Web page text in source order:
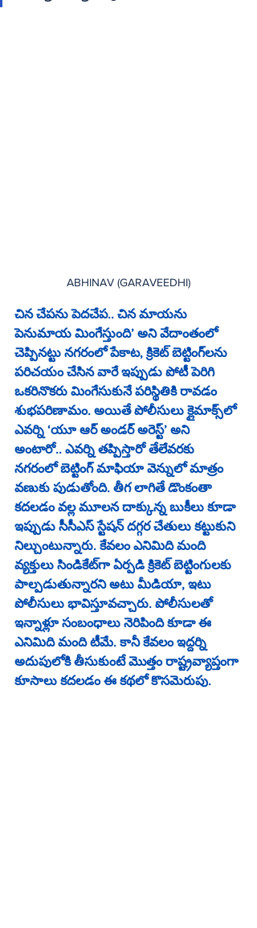
ABHINAV (GARAVEEDHI)
చిన చేపను పెదచేప.. చిన మాయను
పెనుమాయ మింగేస్తుంది’ అని వేదాంతంలో
చెప్పినట్టు నగరంలో పేకాట, క్రికెట్‌ బెట్టింగ్‌లను
పరిచయం చేసిన వారే ఇప్పుడు పోటీ పెరిగి
ఒకరినొకరు మింగేసుకునే పరిస్థితికి రావడం
శుభపరిణామం. అయితే పోలీసులు క్లైమాక్స్‌లో
ఎవర్ని ‘యూ ఆర్‌ అండర్‌ అరెస్ట్‌’ అని
అంటారో.. ఎవర్ని తప్పిస్తారో తేలేవరకు
నగరంలో బెట్టింగ్‌ మాఫియా వెన్నులో మాత్రం
వణుకు పుడుతోంది. తీగ లాగితే డొంకంతా
కదలడం వల్ల మూలన దాక్కున్న బుకీలు కూడా
ఇప్పుడు సీసీఎస్‌ స్టేషన్‌ దగ్గర చేతులు కట్టుకుని
నిల్చుంటున్నారు. కేవలం ఎనిమిది మంది
వ్యక్తులు సిండికేట్‌గా ఏర్పడి క్రికెట్‌ బెట్టింగులకు
పాల్పడుతున్నారని అటు మీడియా, ఇటు
పోలీసులు భావిస్తూవచ్చారు. పోలీసులతో
ఇన్నాళ్లూ సంబంధాలు నెరిపింది కూడా ఈ
ఎనిమిది మంది టీమే. కానీ కేవలం ఇద్దర్ని
అదుపులోకి తీసుకుంటే మొత్తం రాష్ట్రవ్యాప్తంగా
కూసాలు కదలడం ఈ కథలో కొసమెరుపు.